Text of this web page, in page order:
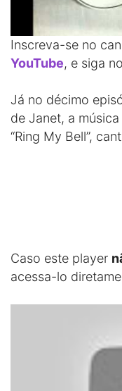
Inscreva-se no
YouTube, e siga no
Já no décimo
de Janet, a
“Ring My Bell”,
Caso este player
acessa-lo